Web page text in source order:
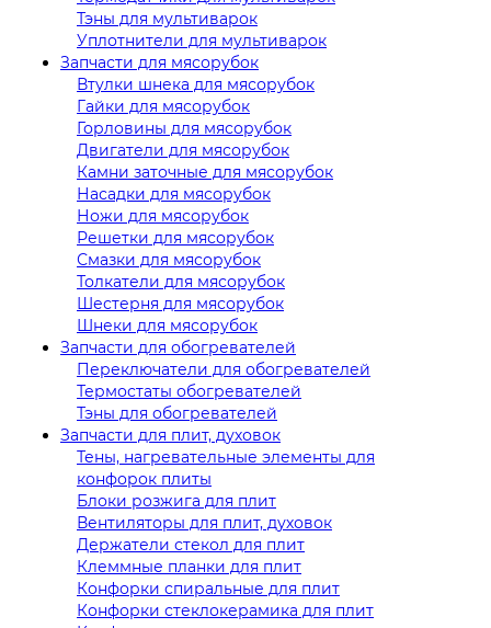
Тэны для мультиварок
Уплотнители для мультиварок
Запчасти для мясорубок
Втулки шнека для мясорубок
Гайки для мясорубок
Горловины для мясорубок
Двигатели для мясорубок
Камни заточные для мясорубок
Насадки для мясорубок
Ножи для мясорубок
Решетки для мясорубок
Смазки для мясорубок
Толкатели для мясорубок
Шестерня для мясорубок
Шнеки для мясорубок
Запчасти для обогревателей
Переключатели для обогревателей
Термостаты обогревателей
Тэны для обогревателей
Запчасти для плит, духовок
Тены, нагревательные элементы для
конфорок плиты
Блоки розжига для плит
Вентиляторы для плит, духовок
Держатели стекол для плит
Клеммные планки для плит
Конфорки спиральные для плит
Конфорки стеклокерамика для плит